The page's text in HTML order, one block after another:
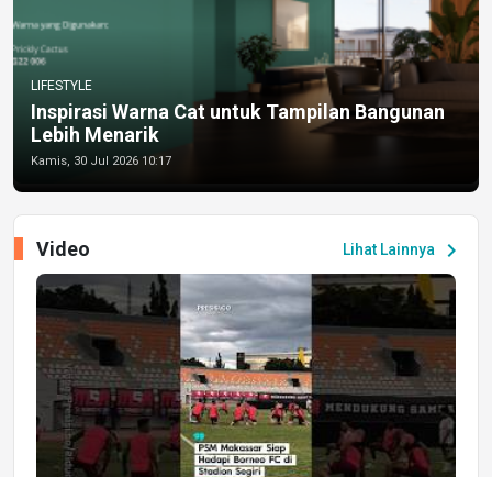
LIFESTYLE
Inspirasi Warna Cat untuk Tampilan Bangunan
Lebih Menarik
Kamis, 30 Jul 2026 10:17
Lihat Lainnya chevron_right
Video